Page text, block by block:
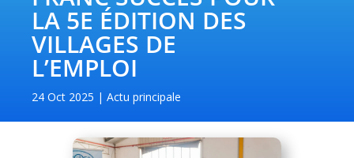
LA 5E ÉDITION DES
VILLAGES DE
L’EMPLOI
24 Oct 2025 Actu principale